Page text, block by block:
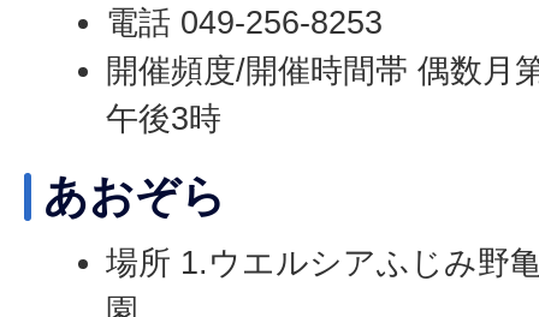
電話 049-256-8253
開催頻度/開催時間帯 偶数月
午後3時
あおぞら
場所 1.ウエルシアふじみ野